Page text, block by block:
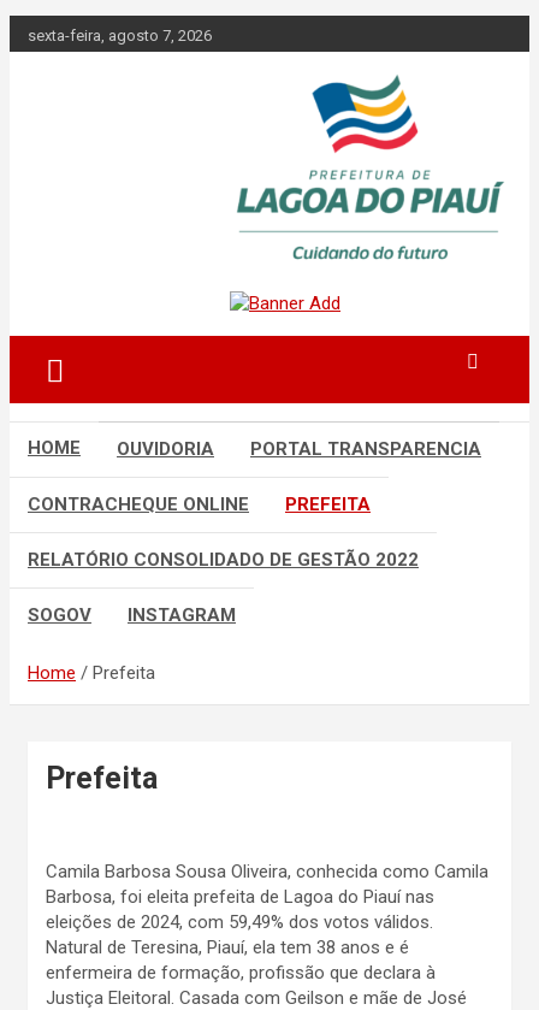
to
sexta-feira, agosto 7, 2026
PREFEITURA DE
LAGOA DO PIAUÍ
HOME OUVIDORIA PORTAL TRANSPARENCIA
CONTRACHEQUE ONLINE PREFEITA
RELATÓRIO CONSOLIDADO DE GESTÃO 2022
SOGOV INSTAGRAM
Home Prefeita
Prefeita
Camila Barbosa Sousa Oliveira, conhecida como Camila
Barbosa, foi eleita prefeita de Lagoa do Piauí nas
eleições de 2024, com 59,49% dos votos válidos.
Natural de Teresina, Piauí, ela tem 38 anos e é
enfermeira de formação, profissão que declara à
Justiça Eleitoral. Casada com Geilson e mãe de José